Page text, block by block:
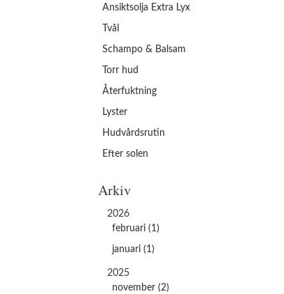
Ansiktsolja Extra Lyx
Tvål
Schampo & Balsam
Torr hud
Återfuktning
Lyster
Hudvårdsrutin
Efter solen
Arkiv
2026
februari (1)
januari (1)
2025
november (2)